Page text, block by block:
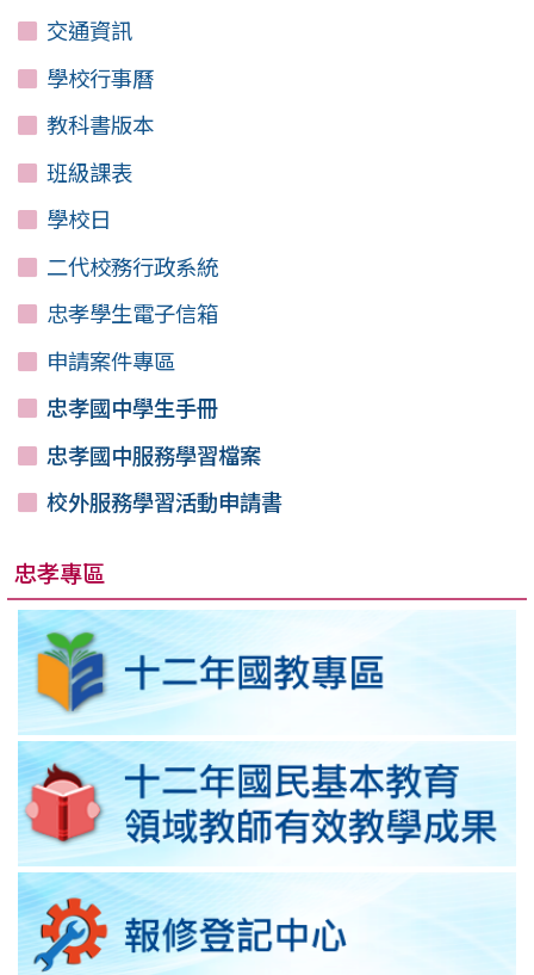
交通資訊
學校行事曆
教科書版本
班級課表
學校日
二代校務行政系統
忠孝學生電子信箱
申請案件專區
忠孝國中學生手冊
忠孝國中服務學習檔案
校外服務學習活動申請書
忠孝專區